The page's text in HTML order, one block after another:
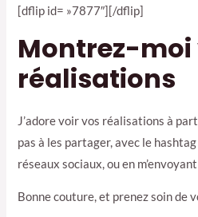
[dflip id= »7877″][/dflip]
Montrez-moi
réalisations
J’adore voir vos réalisations à
pas à les partager, avec le
réseaux sociaux, ou en
Bonne couture, et prenez soin de